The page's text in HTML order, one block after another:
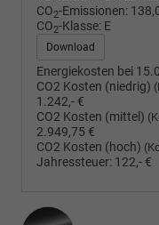
CO2-Emissionen:
CO2-Klasse: E
Download
Energiekosten bei
CO2 Kosten (niedrig)
1.242,- €
CO2 Kosten (mittel)
2.949,75 €
CO2 Kosten (hoch)
Jahressteuer: 122,- €